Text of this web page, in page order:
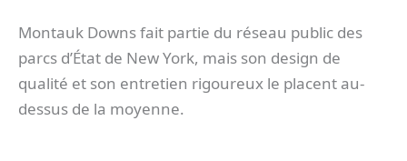
Montauk Downs fait partie du réseau public des
parcs d’État de New York, mais son design de
qualité et son entretien rigoureux le placent au-
dessus de la moyenne.